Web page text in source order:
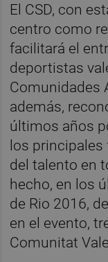
El CSD, con
centro como
facilitará el
deportistas
Comunidades
además,
últimos años
los
del talento en
hecho, en los
de Rio 2016,
en el evento,
Comunitat